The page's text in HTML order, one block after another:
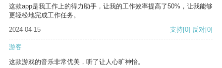
这款app是我工作上的得力助手，让我的工作效率提高了50%，让我能够
更轻松地完成工作任务。
2024-04-15
支持[0] 反对[0]
游客
这款游戏的音乐非常优美，听了让人心旷神怡。